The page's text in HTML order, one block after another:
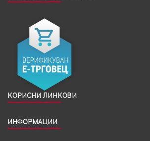
КОРИСНИ ЛИНКОВИ
ИНФОРМАЦИИ